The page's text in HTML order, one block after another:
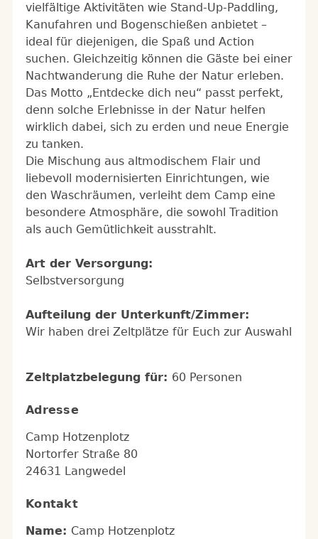
vielfältige Aktivitäten wie Stand-Up-Paddling,
Kanufahren und Bogenschießen anbietet –
ideal für diejenigen, die Spaß und Action
suchen. Gleichzeitig können die Gäste bei einer
Nachtwanderung die Ruhe der Natur erleben.
Das Motto „Entdecke dich neu“ passt perfekt,
denn solche Erlebnisse in der Natur helfen
wirklich dabei, sich zu erden und neue Energie
zu tanken.
Die Mischung aus altmodischem Flair und
liebevoll modernisierten Einrichtungen, wie
den Waschräumen, verleiht dem Camp eine
besondere Atmosphäre, die sowohl Tradition
als auch Gemütlichkeit ausstrahlt.
Art der Versorgung:
Selbstversorgung
Aufteilung der Unterkunft/Zimmer:
Wir haben drei Zeltplätze für Euch zur Auswahl
Zeltplatzbelegung für: 60 Personen
Adresse
Camp Hotzenplotz
Nortorfer Straße 80
24631 Langwedel
Kontakt
Name: Camp Hotzenplotz